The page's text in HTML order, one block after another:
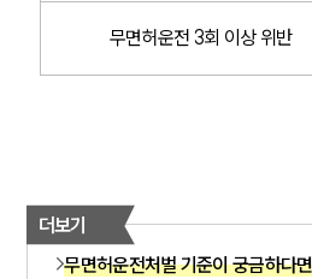
무면허운전 3회 이상 위반
더보기
무면허운전처벌 기준이 궁금하다